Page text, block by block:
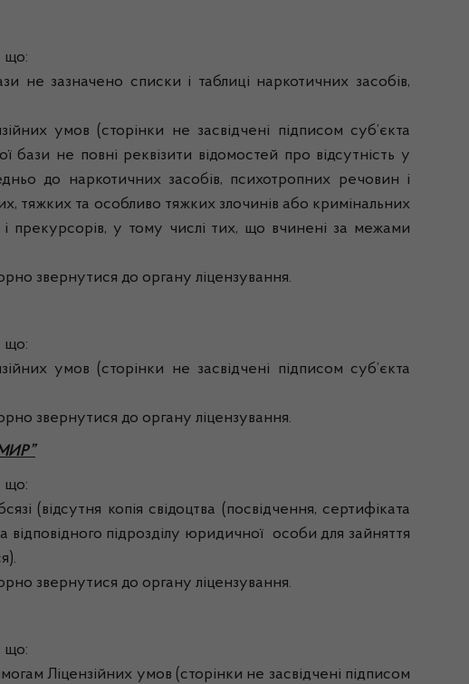
що:
зазначено списки і таблиці наркотичних засобів,
умов (сторінки не засвідчені підписом суб’єкта
не повні реквізити відомостей про відсутність у
до наркотичних засобів, психотропних речовин і
тяжких та особливо тяжких злочинів або кримінальних
прекурсорів, у тому числі тих, що вчинені за межами
звернутися до органу ліцензування.
що:
умов (сторінки не засвідчені підписом суб’єкта
звернутися до органу ліцензування.
що:
копія свідоцтва (посвідчення, сертифіката
підрозділу юридичної особи для зайняття
звернутися до органу ліцензування.
що:
Ліцензійних умов (сторінки не засвідчені підписом